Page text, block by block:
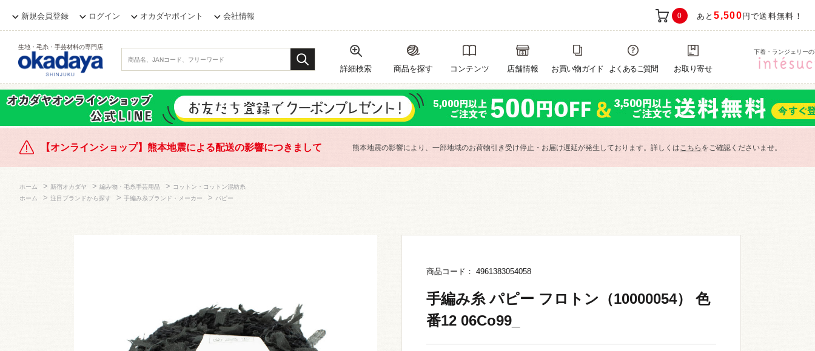
新規会員登録 ログイン オカダヤポイント 会社情報 0 あと5,500 円で送料無料！
生地・毛糸・手芸材料の専門店
詳細検索 商品を探す コンテンツ 店舗情報 お買い物ガイド よくあるご質問 お取り寄せ
下着・ランジェリー
【オンラインショップ】熊本地震による配送の影響につきまして 熊本地震の影響により、一部地域のお荷物引き受け停止・お届け遅延が発生しております。詳しくはこちら をご確認くださいませ。
ホーム > 新宿オカダヤ > 編み物・毛糸手芸用品 >
コットン・コットン混紡糸
ホーム
> 注目ブランドから探す > 手編み糸ブランド・メーカー > パピー
商品コード： 4961383054058
手編み糸 パピー フロトン（10000054） 色
番12 06Co99_